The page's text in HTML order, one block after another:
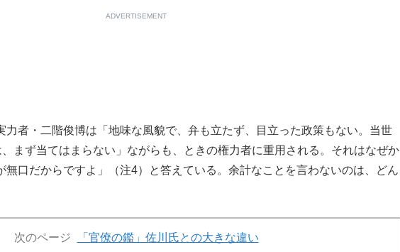
ADVERTISEMENT
者・二階俊博は「地味な風貌で、弁も立たず、目立った政策もない。当世
、まず当てはまらない」ながらも、ときの権力者に重用される。それはなぜか
無口だからですよ」（注4）と答えている。余計なことを言わないのは、どん
次のページ 「官僚の鑑」佐川氏との大きな違い